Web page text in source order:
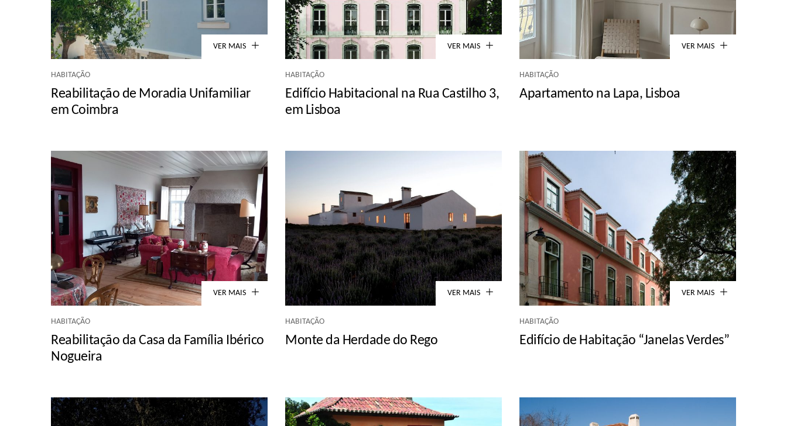
VER MAIS
HABITAÇÃO
Reabilitação de Moradia Unifamiliar
em Coimbra
VER MAIS
HABITAÇÃO
Edifício Habitacional na Rua Castilho 3,
em Lisboa
VER MAIS
HABITAÇÃO
Apartamento na Lapa, Lisboa
VER MAIS
HABITAÇÃO
Reabilitação da Casa da Família Ibérico
Nogueira
VER MAIS
HABITAÇÃO
Monte da Herdade do Rego
VER MAIS
HABITAÇÃO
Edifício de Habitação “Janelas Verdes”